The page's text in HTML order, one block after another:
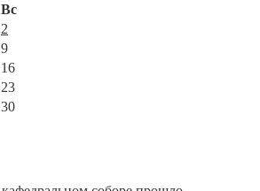
Вс
2
9
16
23
30